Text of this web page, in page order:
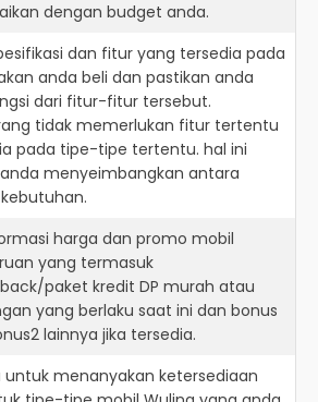
dengan budget anda.
dan fitur yang tersedia pada
anda beli dan pastikan anda
dari fitur-fitur tersebut.
tidak memerlukan fitur tertentu
pada tipe-tipe tertentu. hal ini
menyeimbangkan antara
harga dan promo mobil
yang termasuk
paket kredit DP murah atau
yang berlaku saat ini dan bonus
lainnya jika tersedia.
untuk menanyakan ketersediaan